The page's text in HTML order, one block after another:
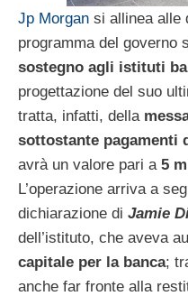
Jp Morgan si allinea alle
programma del governo
sostegno agli istituti
progettazione del suo
tratta, infatti, della
sottostante pagamenti
avrà un valore pari a 5
L’operazione arriva a
dichiarazione di Jamie
dell’istituto, che aveva
capitale per la banca;
anche far fronte alla